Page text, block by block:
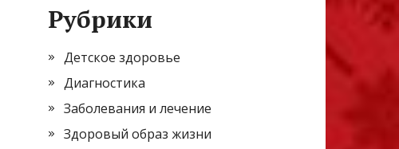
Рубрики
Детское здоровье
Диагностика
Заболевания и лечение
Здоровый образ жизни